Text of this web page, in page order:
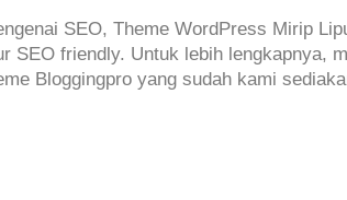
SEO, Theme WordPress Mirip
SEO friendly. Untuk lebih lengkapnya,
Bloggingpro yang sudah kami